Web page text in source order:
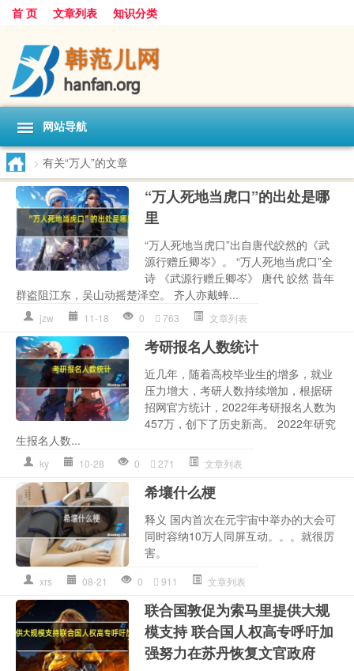
首 页 文章列表 知识分类
网站导航
> 有关“万人”的文章
“万人死地当虎口”的出处是哪
里
“万人死地当虎口”出自唐代皎然的《武
源行赠丘卿岑》。 “万人死地当虎口”全
诗 《武源行赠丘卿岑》 唐代 皎然 昔年
群盗阻江东，吴山动摇楚泽空。 齐人亦戴蜂...
jzw 11-18 0 763 文章列表
考研报名人数统计
近几年，随着高校毕业生的增多，就业
压力增大，考研人数持续增加，根据研
招网官方统计，2022年考研报名人数为
457万，创下了历史新高。 2022年研究
生报名人数...
ky 10-28 0 271 文章列表
希壤什么梗
释义 国内首次在元宇宙中举办的大会可
同时容纳10万人同屏互动。。。就很厉
害。
xrs 08-21 0 911 文章列表
联合国敦促为索马里提供大规
模支持 联合国人权高专呼吁加
强努力在苏丹恢复文官政府